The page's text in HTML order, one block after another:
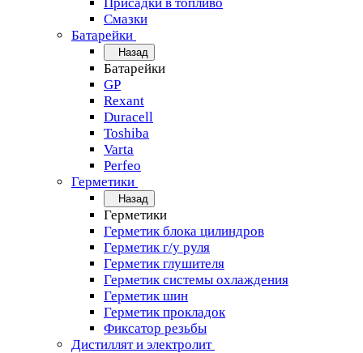
Смазки
Батарейки
Назад
Батарейки
GP
Rexant
Duracell
Toshiba
Varta
Perfeo
Герметики
Назад
Герметики
Герметик блока цилиндров
Герметик г/у руля
Герметик глушителя
Герметик системы охлаждения
Герметик шин
Герметик прокладок
Фиксатор резьбы
Дистиллят и электролит